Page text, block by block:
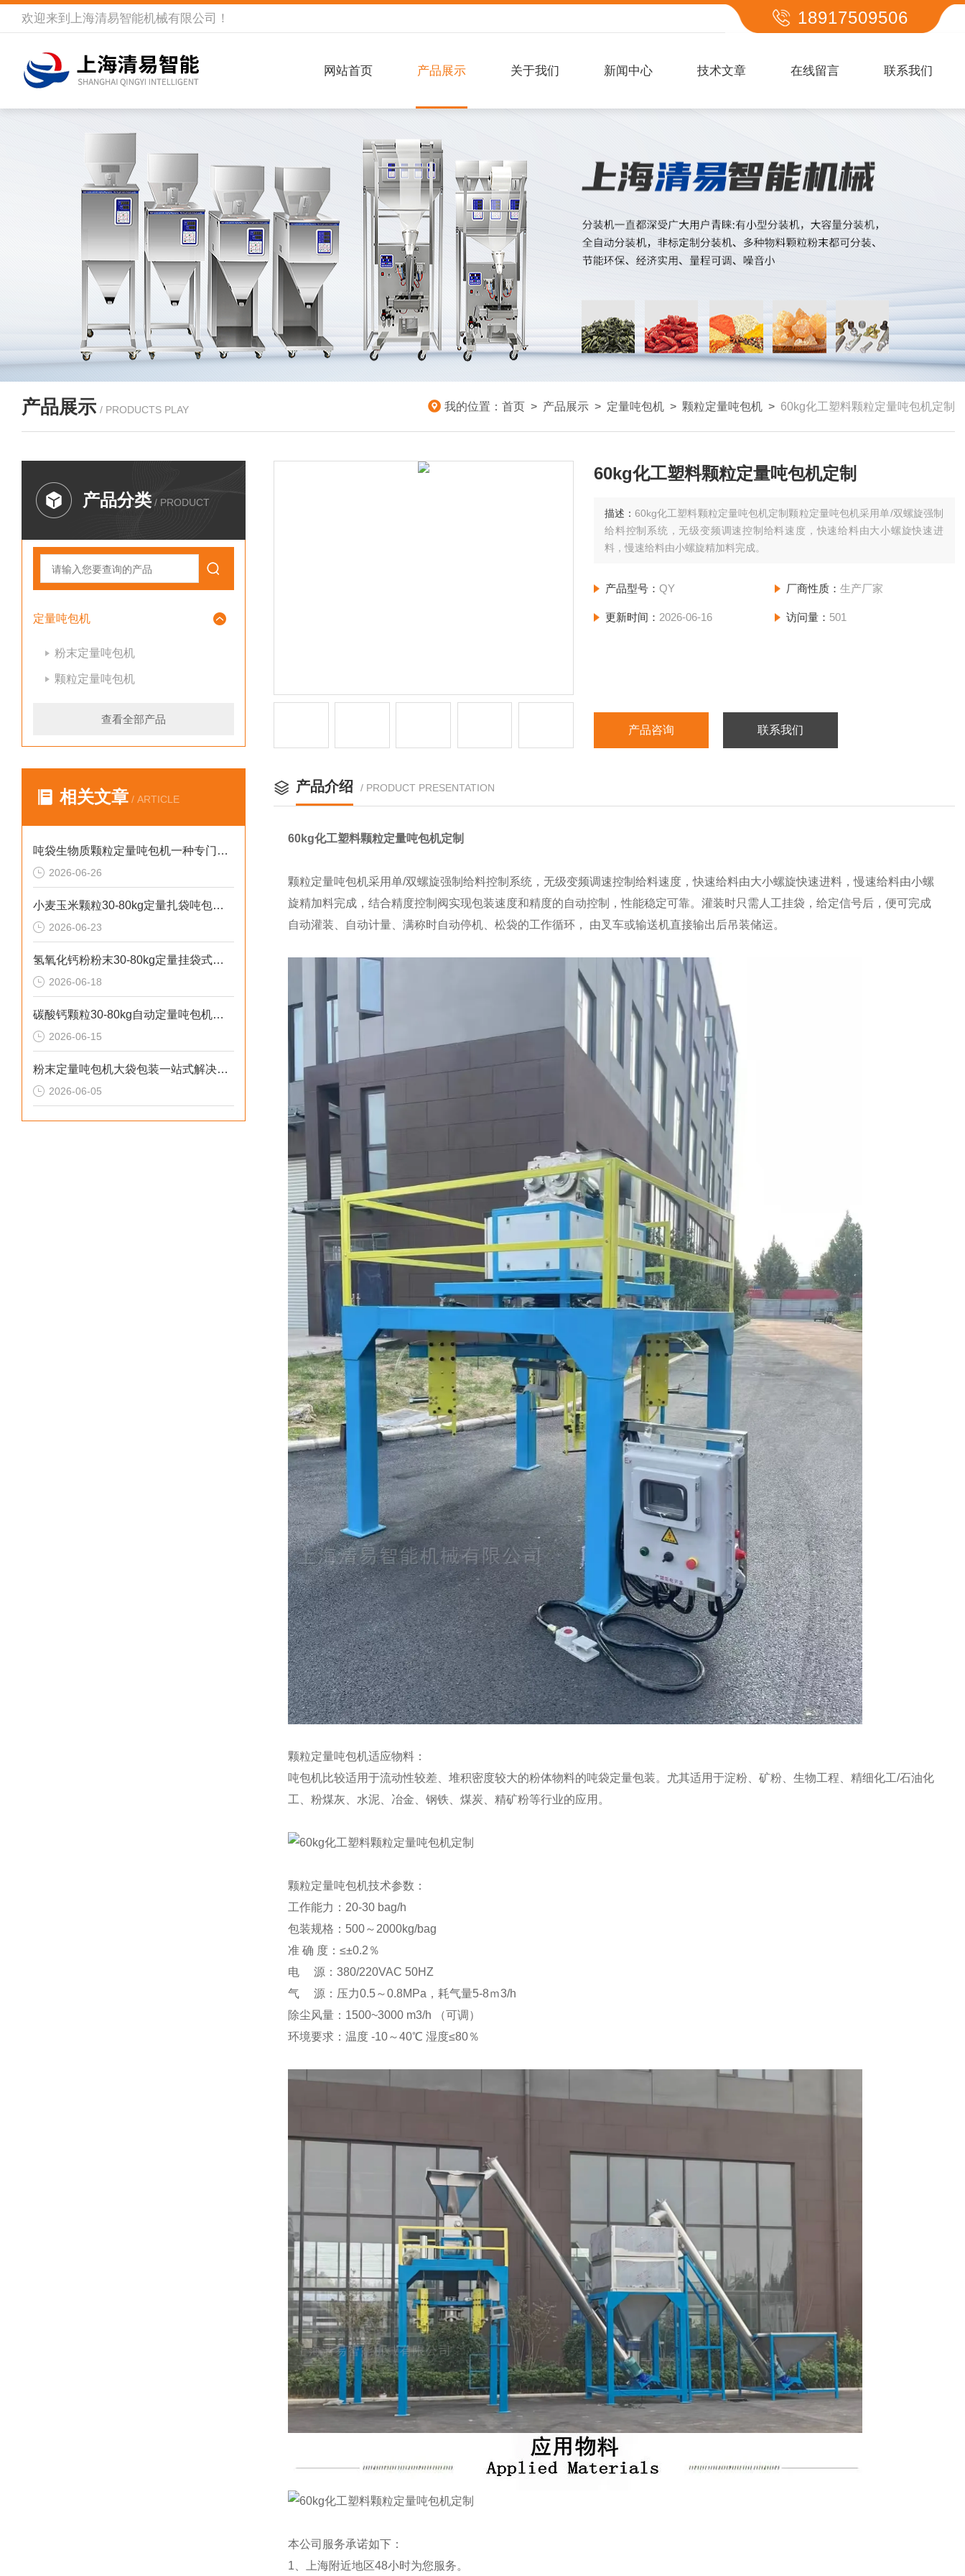
欢迎来到 上海清易智能机械有限公司 ！ 18917509506
网站首页 产品展示 关于我们 新闻中心 技术文章 在线留言 联系我们
产品展示 / PRODUCTS PLAY 我的位置： 首页 > 产品展示 > 定量吨包机 > 颗粒定量吨包机 > 60kg化工塑料颗粒定量吨包机定制
产品分类 / PRODUCT
定量吨包机
粉末定量吨包机
颗粒定量吨包机
查看全部产品
相关文章 / ARTICLE
吨袋生物质颗粒定量吨包机一种专门用于吨袋设备
2026-06-26
小麦玉米颗粒30-80kg定量扎袋吨包机操作简单
2026-06-23
氢氧化钙粉粉末30-80kg定量挂袋式称重吨包机生产厂家
2026-06-18
碳酸钙颗粒30-80kg自动定量吨包机厂家直供
2026-06-15
粉末定量吨包机大袋包装一站式解决方案
2026-06-05
60kg化工塑料颗粒定量吨包机定制
描述：60kg化工塑料颗粒定量吨包机定制颗粒定量吨包机采用单/双螺旋强制
给料控制系统，无级变频调速控制给料速度，快速给料由大小螺旋快速进
料，慢速给料由小螺旋精加料完成。
产品型号：QY 厂商性质： 生产厂家
更新时间： 2026-06-16 访问量： 501
产品咨询 联系我们
产品介绍 / PRODUCT PRESENTATION
60kg化工塑料颗粒定量吨包机定制
颗粒定量吨包机采用单/双螺旋强制给料控制系统，无级变频调速控制给料速度，快速给料由大小螺旋快速进料，慢速给料由小螺
旋精加料完成，结合精度控制阀实现包装速度和精度的自动控制，性能稳定可靠。灌装时只需人工挂袋，给定信号后，便可完成
自动灌装、自动计量、满称时自动停机、松袋的工作循环， 由叉车或输送机直接输出后吊装储运。
颗粒定量吨包机适应物料：
吨包机比较适用于流动性较差、堆积密度较大的粉体物料的吨袋定量包装。尤其适用于淀粉、矿粉、生物工程、精细化工/石油化
工、粉煤灰、水泥、冶金、钢铁、煤炭、精矿粉等行业的应用。
颗粒定量吨包机技术参数：
工作能力：20-30 bag/h
包装规格：500～2000kg/bag
准 确 度：≤±0.2％
电 源：380/220VAC 50HZ
气 源：压力0.5～0.8MPa，耗气量5-8ｍ3/h
除尘风量：1500~3000 m3/h （可调）
环境要求：温度 -10～40℃ 湿度≤80％
本公司服务承诺如下：
1、上海附近地区48小时为您服务。